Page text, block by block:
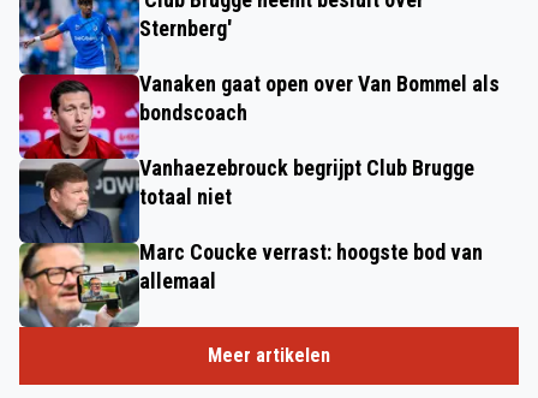
Sternberg'
Vanaken gaat open over Van Bommel als
bondscoach
Vanhaezebrouck begrijpt Club Brugge
totaal niet
Marc Coucke verrast: hoogste bod van
allemaal
Meer artikelen